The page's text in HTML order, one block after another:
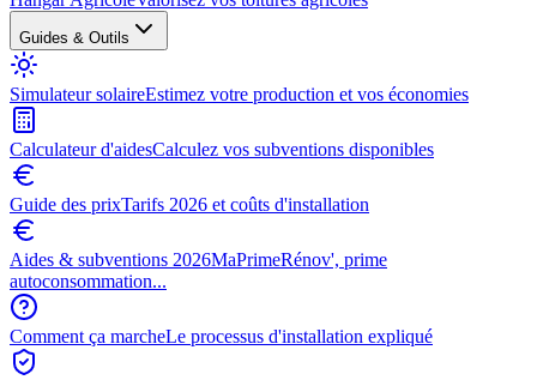
Guides & Outils
Simulateur solaireEstimez votre production et vos économies
Calculateur d'aidesCalculez vos subventions disponibles
Guide des prixTarifs 2026 et coûts d'installation
Aides & subventions 2026MaPrimeRénov', prime
autoconsommation...
Comment ça marcheLe processus d'installation expliqué